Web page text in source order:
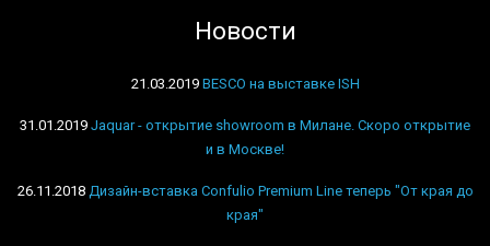
Новости
21.03.2019 BESCO на выставке ISH
31.01.2019 Jaquar - открытие showroom в Милане. Скоро открытие
и в Москве!
26.11.2018 Дизайн-вставка Confulio Premium Line теперь "От края до
края"